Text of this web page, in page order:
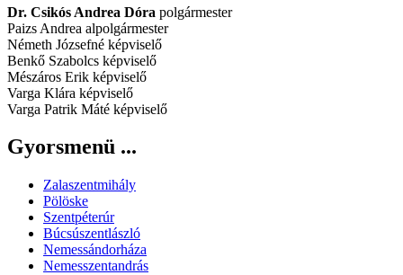
Dr. Csikós Andrea Dóra polgármester
Paizs Andrea alpolgármester
Németh Józsefné képviselő
Benkő Szabolcs képviselő
Mészáros Erik képviselő
Varga Klára képviselő
Varga Patrik Máté képviselő
Gyorsmenü ...
Zalaszentmihály
Pölöske
Szentpéterúr
Búcsúszentlászló
Nemessándorháza
Nemesszentandrás